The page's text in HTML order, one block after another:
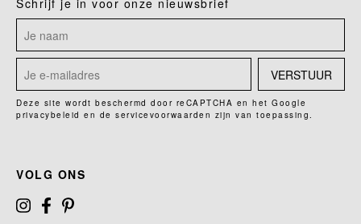
Schrijf je in voor onze nieuwsbrief
VERSTUUR
Deze site wordt beschermd door reCAPTCHA en het Google
privacybeleid en de servicevoorwaarden zijn van toepassing.
VOLG ONS